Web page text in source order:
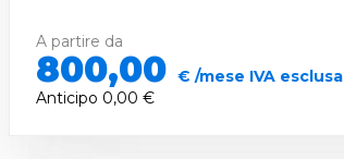
A partire da
800,00 € /mese IVA esclusa
Anticipo 0,00 €